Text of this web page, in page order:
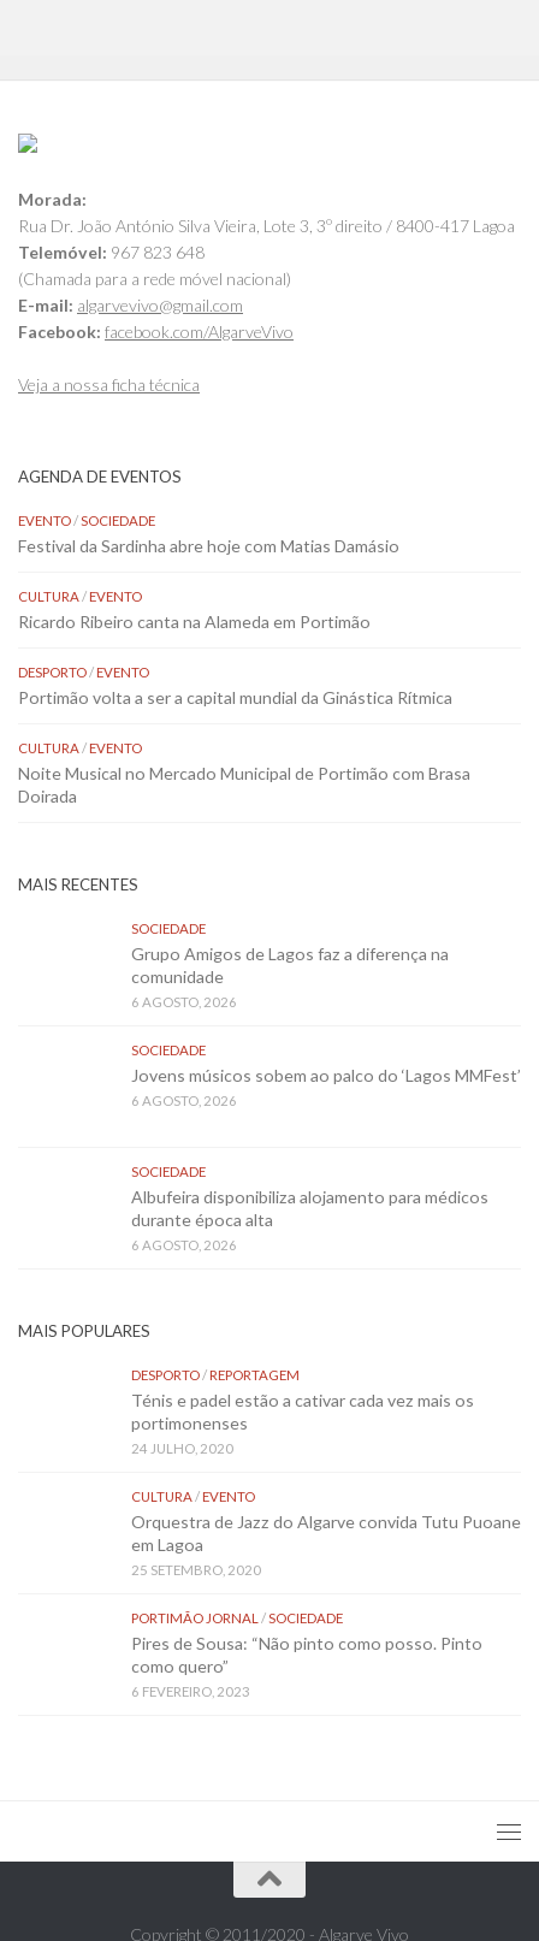
Morada:
Rua Dr. João António Silva Vieira, Lote 3, 3º direito / 8400-417 Lagoa
Telemóvel: 967 823 648
(Chamada para a rede móvel nacional)
E-mail: algarvevivo@gmail.com
Facebook: facebook.com/AlgarveVivo
Veja a nossa ficha técnica
AGENDA DE EVENTOS
EVENTO/SOCIEDADE
Festival da Sardinha abre hoje com Matias Damásio
CULTURA/EVENTO
Ricardo Ribeiro canta na Alameda em Portimão
DESPORTO/EVENTO
Portimão volta a ser a capital mundial da Ginástica Rítmica
CULTURA/EVENTO
Noite Musical no Mercado Municipal de Portimão com Brasa
Doirada
MAIS RECENTES
SOCIEDADE
Grupo Amigos de Lagos faz a diferença na
comunidade
6 AGOSTO, 2026
SOCIEDADE
Jovens músicos sobem ao palco do ‘Lagos MMFest’
6 AGOSTO, 2026
SOCIEDADE
Albufeira disponibiliza alojamento para médicos
durante época alta
6 AGOSTO, 2026
MAIS POPULARES
DESPORTO/REPORTAGEM
Ténis e padel estão a cativar cada vez mais os
portimonenses
24 JULHO, 2020
CULTURA/EVENTO
Orquestra de Jazz do Algarve convida Tutu Puoane
em Lagoa
25 SETEMBRO, 2020
PORTIMÃO JORNAL /SOCIEDADE
Pires de Sousa: “Não pinto como posso. Pinto
como quero”
6 FEVEREIRO, 2023
Copyright © 2011/2020 - Algarve Vivo